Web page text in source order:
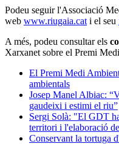
Podeu seguir l'Associació
web www.riugaia.cat i el seu
A més, podeu consultar els
Xarxanet sobre el Premi
El Premi Medi
ambientals
Josep Manel Albiac:
gaudeixi i estimi el riu”
Sergi Solà: "El GDT
territori i l'elaboració
Conservant la tortuga